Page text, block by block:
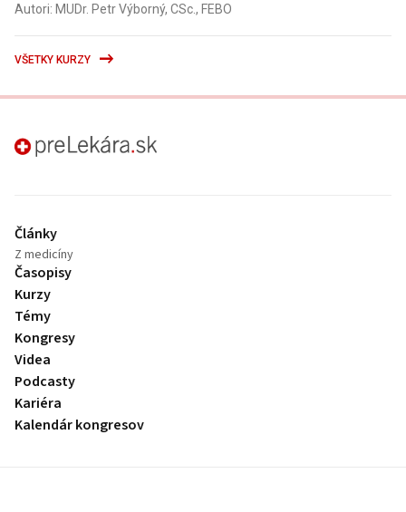
Autori: MUDr. Petr Výborný, CSc., FEBO
VŠETKY KURZY
preLekára.sk
Články
Z medicíny
Časopisy
Kurzy
Témy
Kongresy
Videa
Podcasty
Kariéra
Kalendár kongresov